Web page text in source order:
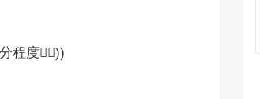
程度🙇‍♂️))